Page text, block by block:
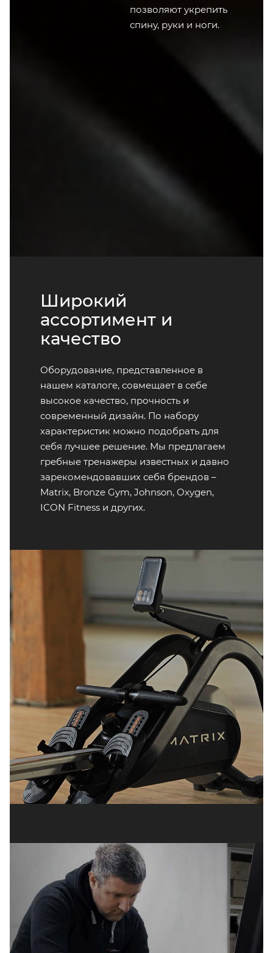
позволяют укрепить
спину, руки и ноги.
Широкий
ассортимент и
качество
Оборудование, представленное в
нашем каталоге, совмещает в себе
высокое качество, прочность и
современный дизайн. По набору
характеристик можно подобрать для
себя лучшее решение. Мы предлагаем
гребные тренажеры известных и давно
зарекомендовавших себя брендов –
Matrix, Bronze Gym, Johnson, Oxygen,
ICON Fitness и других.